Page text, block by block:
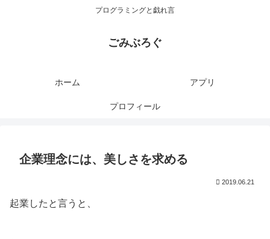
プログラミングと戯れ言
ごみぶろぐ
ホーム アプリ
プロフィール
企業理念には、美しさを求める
2019.06.21
起業したと言うと、